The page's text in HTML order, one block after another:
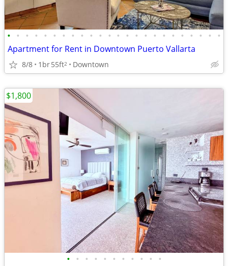
• • • • • • • • • • • • • • • • • • • • • • • •
Apartment for Rent in Downtown Puerto Vallarta
8/8 1br55ft2 Downtown
• • • • • • • • • • •
$1,800